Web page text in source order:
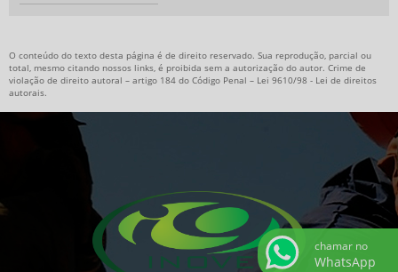
O conteúdo do texto desta página é de direito reservado. Sua reprodução, parcial ou
total, mesmo citando nossos links, é proibida sem a autorização do autor. Crime de
violação de direito autoral – artigo 184 do Código Penal – Lei 9610/98 - Lei de direitos
autorais.
chamar no
WhatsApp